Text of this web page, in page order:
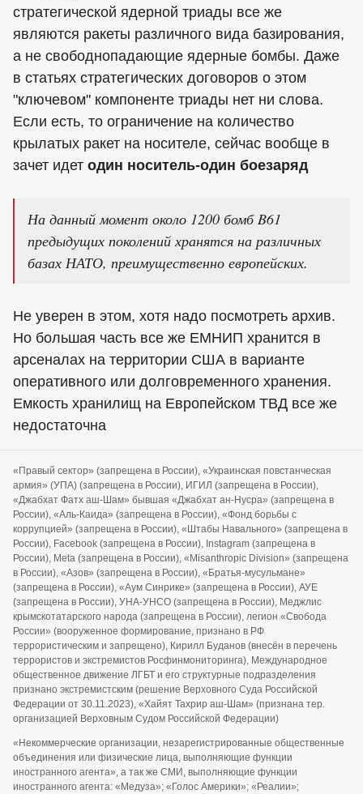
стратегической ядерной триады все же
являются ракеты различного вида базирования,
а не свободнопадающие ядерные бомбы. Даже
в статьях стратегических договоров о этом
"ключевом" компоненте триады нет ни слова.
Если есть, то ограничение на количество
крылатых ракет на носителе, сейчас вообще в
зачет идет один носитель-один боезаряд
На данный момент около 1200 бомб B61
предыдущих поколений хранятся на различных
базах НАТО, преимущественно европейских.
Не уверен в этом, хотя надо посмотреть архив.
Но большая часть все же ЕМНИП хранится в
арсеналах на территории США в варианте
оперативного или долговременного хранения.
Емкость хранилищ на Европейском ТВД все же
недостаточна
«Правый сектор» (запрещена в России), «Украинская повстанческая
армия» (УПА) (запрещена в России), ИГИЛ (запрещена в России),
«Джабхат Фатх аш-Шам» бывшая «Джабхат ан-Нусра» (запрещена в
России), «Аль-Каида» (запрещена в России), «Фонд борьбы с
коррупцией» (запрещена в России), «Штабы Навального» (запрещена в
России), Facebook (запрещена в России), Instagram (запрещена в
России), Meta (запрещена в России), «Misanthropic Division» (запрещена
в России), «Азов» (запрещена в России), «Братья-мусульмане»
(запрещена в России), «Аум Синрике» (запрещена в России), АУЕ
(запрещена в России), УНА-УНСО (запрещена в России), Меджлис
крымскотатарского народа (запрещена в России), легион «Свобода
России» (вооруженное формирование, признано в РФ
террористическим и запрещено), Кирилл Буданов (внесён в перечень
террористов и экстремистов Росфинмониторинга), Международное
общественное движение ЛГБТ и его структурные подразделения
признано экстремистским (решение Верховного Суда Российской
Федерации от 30.11.2023), «Хайят Тахрир аш-Шам» (признана тер.
организацией Верховным Судом Российской Федерации)
«Некоммерческие организации, незарегистрированные общественные
объединения или физические лица, выполняющие функции
иностранного агента», а так же СМИ, выполняющие функции
иностранного агента: «Медуза»; «Голос Америки»; «Реалии»;